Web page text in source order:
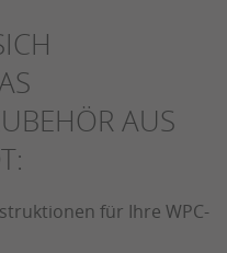
E
AUS U
für Ihre WPC-